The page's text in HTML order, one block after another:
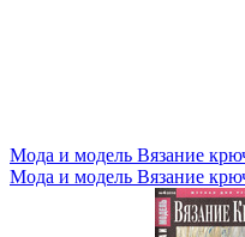
Мода и модель Вязание
Мода и модель Вязание